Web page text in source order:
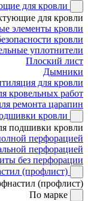
для кровли
для кровли
элементы кровли
кровли
уплотнители
Плоский лист
Дымники
для кровли
кровельных работ
ремонта царапин
кровли
подшивки кровли
перфорацией
перфорацией
без перфорации
(профлист)
(профлист)
По марке